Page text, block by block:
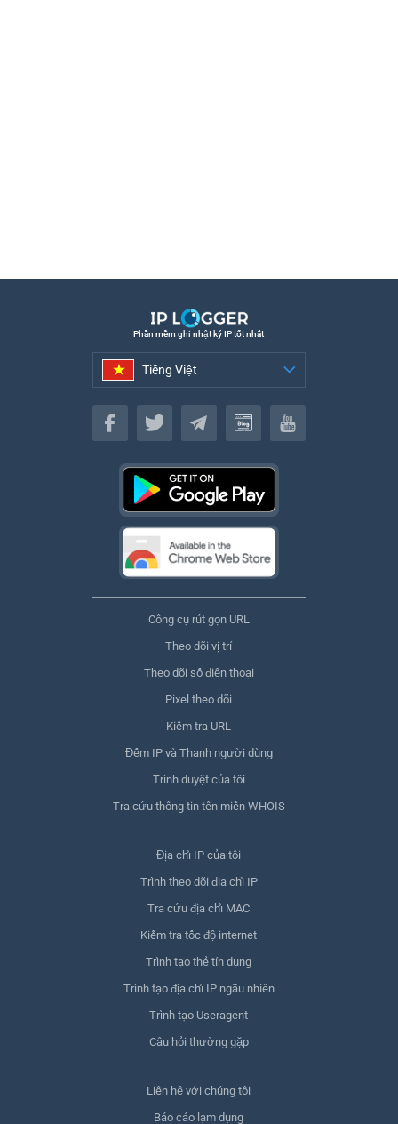
Phần mềm ghi nhật ký IP tốt nhất
Tiếng Việt
Tiếng Việt
Công cụ rút gọn URL
Theo dõi vị trí
Theo dõi số điện thoại
Pixel theo dõi
Kiểm tra URL
Đếm IP và Thanh người dùng
Trình duyệt của tôi
Tra cứu thông tin tên miền WHOIS
Địa chỉ IP của tôi
Trình theo dõi địa chỉ IP
Tra cứu địa chỉ MAC
Kiểm tra tốc độ internet
Trình tạo thẻ tín dụng
Trình tạo địa chỉ IP ngẫu nhiên
Trình tạo Useragent
Câu hỏi thường gặp
Liên hệ với chúng tôi
Báo cáo lạm dụng